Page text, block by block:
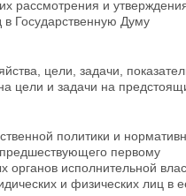
рассмотрения и
Государственную Думу
цели, задачи,
цели и задачи на
политики и
первому
органов исполнительной
и физических лиц в